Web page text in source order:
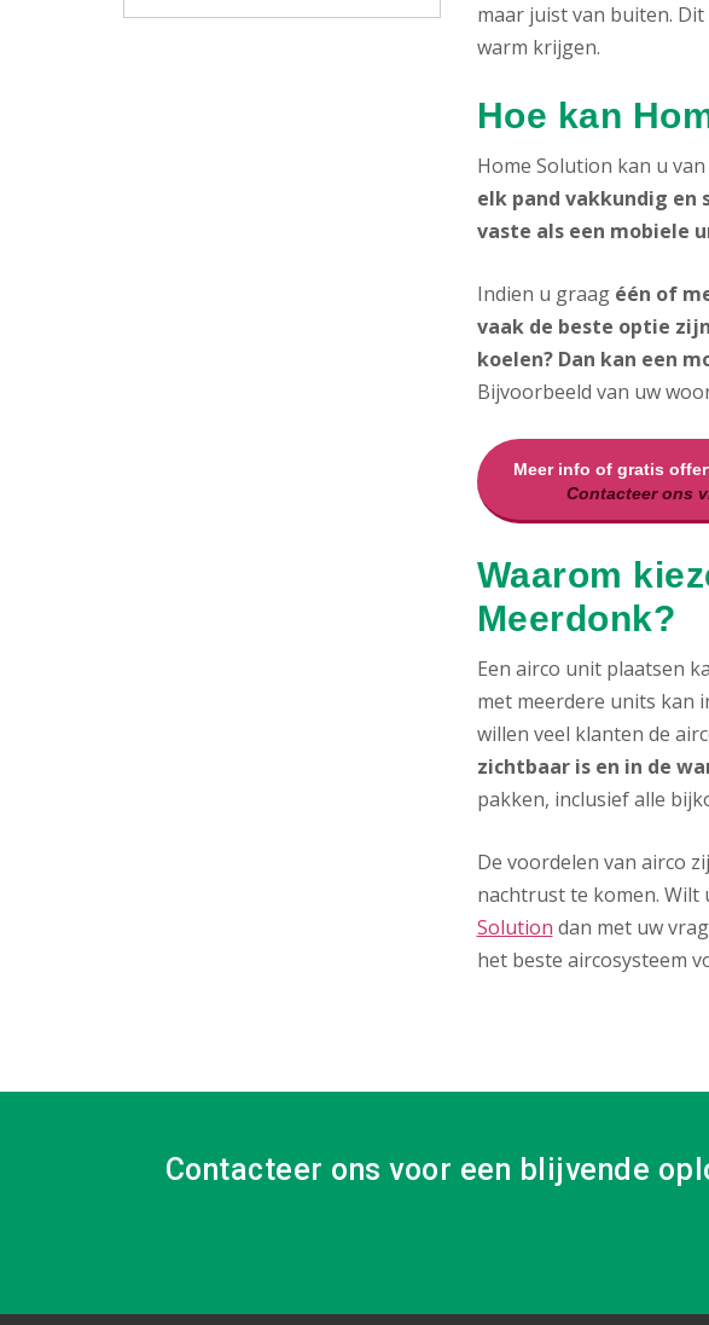
maar juist van buiten.
warm krijgen.
Hoe kan
Home Solution kan u
elk pand vakkundig en
vaste als een mobiele
Indien u graag één of
vaak de beste optie zijn
koelen? Dan kan een
Bijvoorbeeld van uw
Meer info of gratis
Contacteer ons
Waarom
Meerdonk?
Een airco unit plaatsen
met meerdere units kan
willen veel klanten de
zichtbaar is en in de
pakken, inclusief alle
De voordelen van airco
nachtrust te komen. Wilt
Solution dan met uw
het beste aircosysteem
Contacteer ons voor een blijvende